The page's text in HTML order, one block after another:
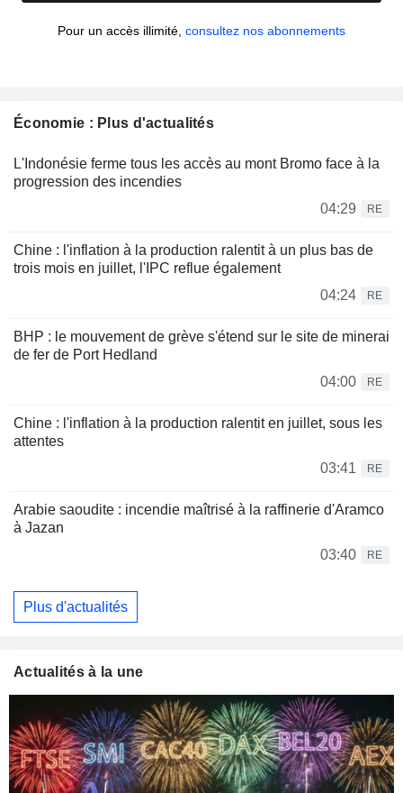
Pour un accès illimité, consultez nos abonnements
Économie : Plus d'actualités
L'Indonésie ferme tous les accès au mont Bromo face à la
progression des incendies
04:29
RE
Chine : l'inflation à la production ralentit à un plus bas de
trois mois en juillet, l'IPC reflue également
04:24
RE
BHP : le mouvement de grève s'étend sur le site de minerai
de fer de Port Hedland
04:00
RE
Chine : l'inflation à la production ralentit en juillet, sous les
attentes
03:41
RE
Arabie saoudite : incendie maîtrisé à la raffinerie d'Aramco
à Jazan
03:40
RE
Plus d'actualités
Actualités à la une